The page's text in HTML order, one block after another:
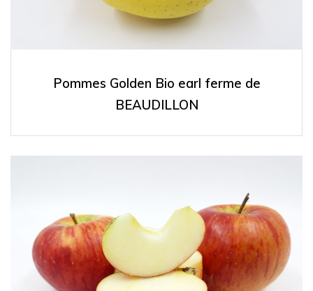
Pommes Golden Bio earl ferme de
BEAUDILLON